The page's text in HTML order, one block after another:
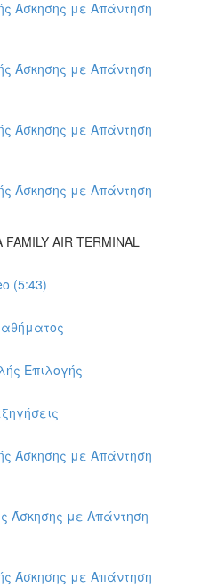
Άσκησης με Απάντηση
Άσκησης με Απάντηση
Άσκησης με Απάντηση
Άσκησης με Απάντηση
AIR TERMINAL
(5:43)
Επιλογής
Άσκησης με Απάντηση
Άσκησης με Απάντηση
Άσκησης με Απάντηση